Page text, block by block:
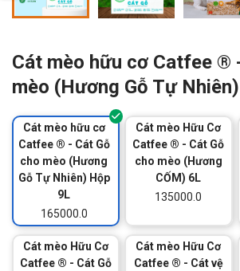
Cát mèo hữu cơ Catfee ®
mèo (Hương Gỗ Tự
Cát mèo hữu cơ
Catfee ® - Cát Gỗ
cho mèo (Hương
Gỗ Tự Nhiên) Hộp
9L
165000.0
Cát mèo Hữu Cơ
Catfee ® - Cát Gỗ
cho mèo (Hương
CỐM) 6L
135000.0
Cát mèo Hữu Cơ
Catfee ® - Cát Gỗ
Cát mèo Hữu Cơ
Catfee ® - Cát vệ